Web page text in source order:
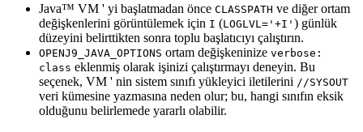
Java™ VM ' yi başlatmadan önce CLASSPATH ve diğer ortam
değişkenlerini görüntülemek için I (LOGLVL='+I' ) günlük
düzeyini belirttikten sonra toplu başlatıcıyı çalıştırın.
OPENJ9_JAVA_OPTIONS ortam değişkeninize verbose:
class eklenmiş olarak işinizi çalıştırmayı deneyin. Bu
seçenek, VM ' nin sistem sınıfı yükleyici iletilerini //SYSOUT
veri kümesine yazmasına neden olur; bu, hangi sınıfın eksik
olduğunu belirlemede yararlı olabilir.